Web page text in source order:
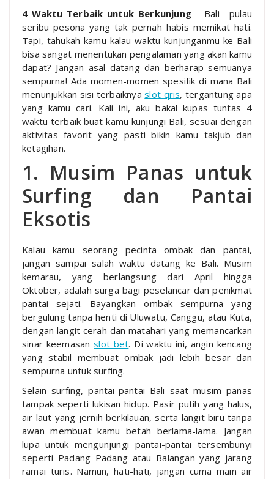
4 Waktu Terbaik untuk Berkunjung – Bali—pulau
seribu pesona yang tak pernah habis memikat hati.
Tapi, tahukah kamu kalau waktu kunjunganmu ke Bali
bisa sangat menentukan pengalaman yang akan kamu
dapat? Jangan asal datang dan berharap semuanya
sempurna! Ada momen-momen spesifik di mana Bali
menunjukkan sisi terbaiknyaslot qris, tergantung apa
yang kamu cari. Kali ini, aku bakal kupas tuntas 4
waktu terbaik buat kamu kunjungi Bali, sesuai dengan
aktivitas favorit yang pasti bikin kamu takjub dan
ketagihan.
1. Musim Panas untuk
Surfing dan Pantai
Eksotis
Kalau kamu seorang pecinta ombak dan pantai,
jangan sampai salah waktu datang ke Bali. Musim
kemarau, yang berlangsung dari April hingga
Oktober, adalah surga bagi peselancar dan penikmat
pantai sejati. Bayangkan ombak sempurna yang
bergulung tanpa henti di Uluwatu, Canggu, atau Kuta,
dengan langit cerah dan matahari yang memancarkan
sinar keemasanslot bet. Di waktu ini, angin kencang
yang stabil membuat ombak jadi lebih besar dan
sempurna untuk surfing.
Selain surfing, pantai-pantai Bali saat musim panas
tampak seperti lukisan hidup. Pasir putih yang halus,
air laut yang jernih berkilauan, serta langit biru tanpa
awan membuat kamu betah berlama-lama. Jangan
lupa untuk mengunjungi pantai-pantai tersembunyi
seperti Padang Padang atau Balangan yang jarang
ramai turis. Namun, hati-hati, jangan cuma main air